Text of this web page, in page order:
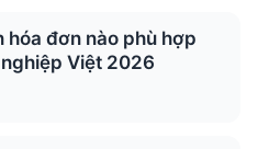
hóa đơn nào phù hợp
Việt 2026